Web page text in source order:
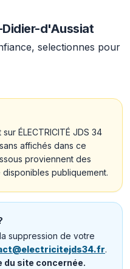
d'Aussiat
selectionnes pour
ÉLECTRICITÉ JDS 34
affichés dans ce
proviennent des
publiquement.
suppression de votre
.
du site concernée.